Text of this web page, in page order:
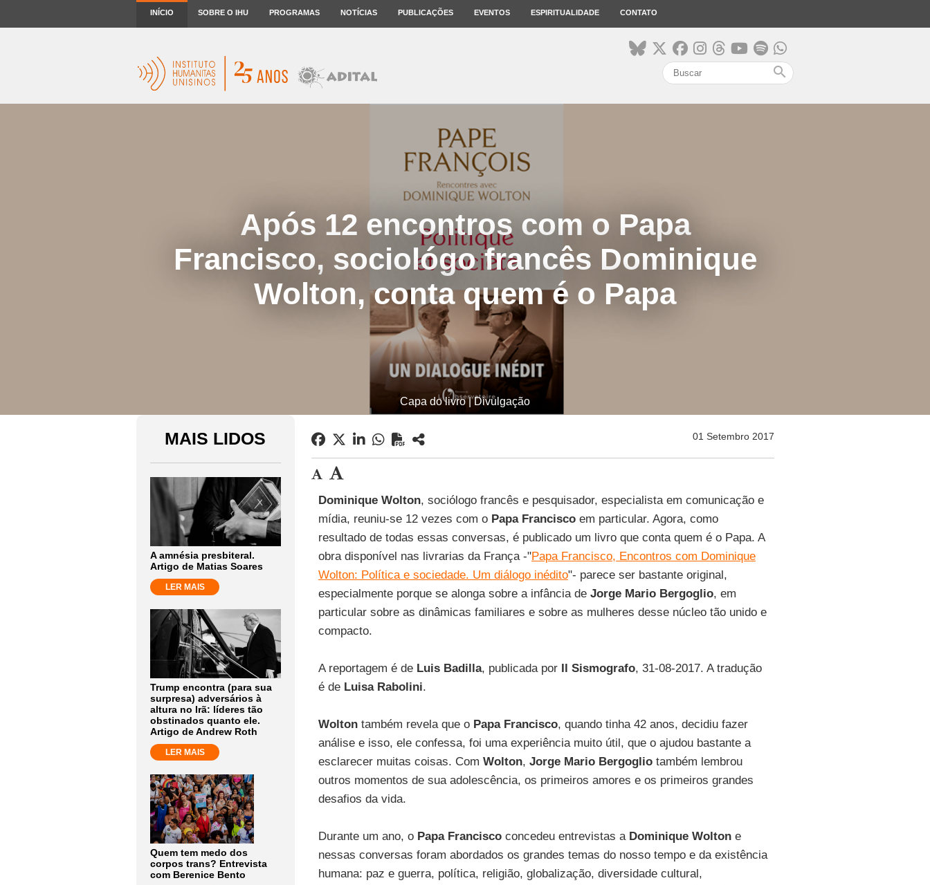
INÍCIO SOBRE O IHU PROGRAMAS NOTÍCIAS PUBLICAÇÕES EVENTOS ESPIRITUALIDADE CONTATO
search
Após 12 encontros com o Papa
Francisco, sociológo francês Dominique
Wolton, conta quem é o Papa
Capa do livro | Divulgação
MAIS LIDOS
A amnésia presbiteral.
Artigo de Matias Soares
LER MAIS
Trump encontra (para sua
surpresa) adversários à
altura no Irã: líderes tão
obstinados quanto ele.
Artigo de Andrew Roth
LER MAIS
Quem tem medo dos
corpos trans? Entrevista
com Berenice Bento
01 Setembro 2017
Dominique Wolton, sociólogo francês e pesquisador, especialista em comunicação e
mídia, reuniu-se 12 vezes com o Papa Franciscoem particular. Agora, como
resultado de todas essas conversas, é publicado um livro que conta quem é o Papa. A
obra disponível nas livrarias da França -"Papa Francisco, Encontros com Dominique
Wolton: Política e sociedade. Um diálogo inédito"- parece ser bastante original,
especialmente porque se alonga sobre a infância de Jorge Mario Bergoglio, em
particular sobre as dinâmicas familiares e sobre as mulheres desse núcleo tão unido e
compacto.
A reportagem é deLuis Badilla, publicada porIl Sismografo, 31-08-2017. A tradução
é de Luisa Rabolini.
Woltontambém revela que o Papa Francisco, quando tinha 42 anos, decidiu fazer
análise e isso, ele confessa, foi uma experiência muito útil, que o ajudou bastante a
esclarecer muitas coisas. Com Wolton, Jorge Mario Bergogliotambém lembrou
outros momentos de sua adolescência, os primeiros amores e os primeiros grandes
desafios da vida.
Durante um ano, o Papa Franciscoconcedeu entrevistas a Dominique Woltone
nessas conversas foram abordados os grandes temas do nosso tempo e da existência
humana: paz e guerra, política, religião, globalização, diversidade cultural,